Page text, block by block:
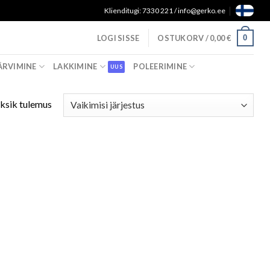
Klienditugi: 7330 221 / info@gerko.ee
LOGI SISSE OSTUKORV /0,00€ 0
LAKKIMINE POLEERIMINE
tulemus